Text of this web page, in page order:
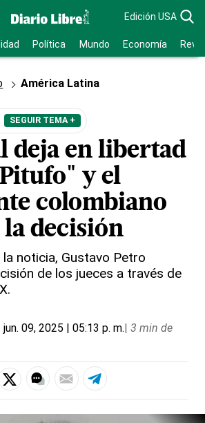
Edición USA
Política Mundo Economía
América Latina
SEGUIR TEMA +
deja en libertad
y el
colombiano
la decisión
noticia, Gustavo Petro
de los jueces a través de
jun. 09, 2025 | 05:13 p. m.| 3 min de